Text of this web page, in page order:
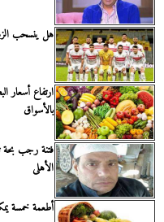
هل ينسحب
ارتفاع أسعار
بالأسواق
فتنة رجب بحة
الأهلى
أطعمة خمسة